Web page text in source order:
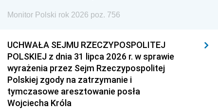
Monitor Polski rok 2026 poz. 756
UCHWAŁA SEJMU RZECZYPOSPOLITEJ
POLSKIEJ z dnia 31 lipca 2026 r. w sprawie
wyrażenia przez Sejm Rzeczypospolitej
Polskiej zgody na zatrzymanie i
tymczasowe aresztowanie posła
Wojciecha Króla